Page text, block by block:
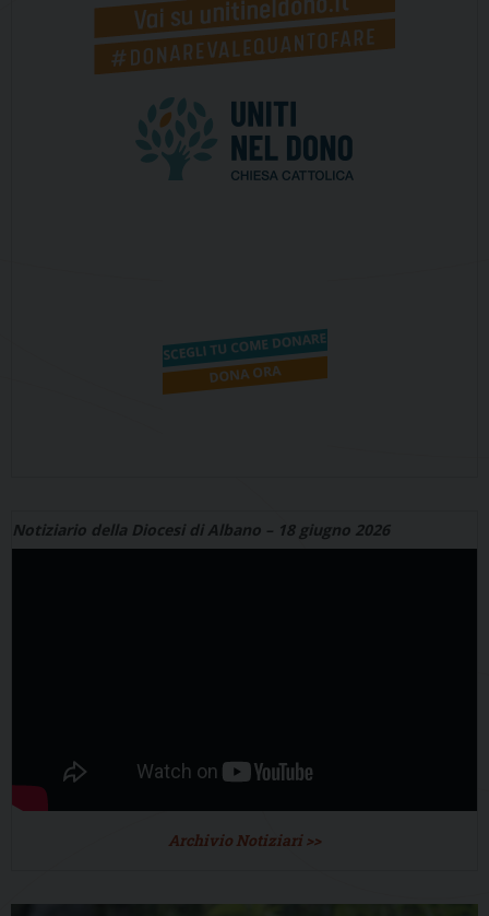
Notiziario della Diocesi di Albano – 18 giugno 2026
Archivio Notiziari >>